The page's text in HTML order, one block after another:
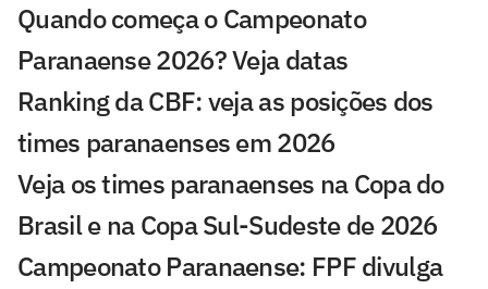
Quando começa o Campeonato
Paranaense 2026? Veja datas
Ranking da CBF: veja as posições dos
times paranaenses em 2026
Veja os times paranaenses na Copa do
Brasil e na Copa Sul-Sudeste de 2026
Campeonato Paranaense: FPF divulga